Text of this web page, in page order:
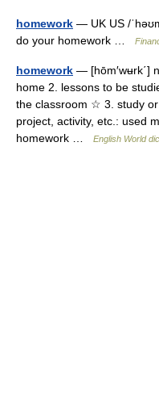
homework — UK US /
do your homework …
homework — [hōm′wʉrk΄]
home 2. lessons to be
the classroom ☆ 3. study
project, activity, etc.: used
homework …
English World